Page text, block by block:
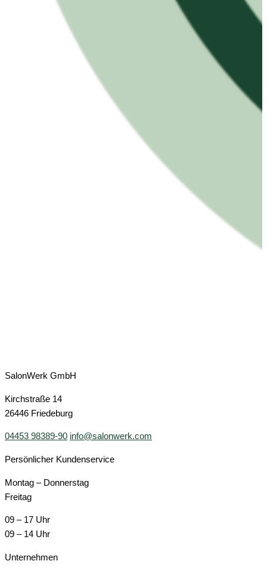
SalonWerk GmbH
Kirchstraße 14
26446 Friedeburg
04453 98389-90 info@salonwerk.com
Persönlicher Kundenservice
Montag – Donnerstag
Freitag
09 – 17 Uhr
09 – 14 Uhr
Unternehmen